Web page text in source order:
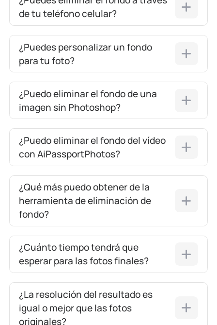
de tu teléfono celular?
¿Puedes personalizar un fondo
para tu foto?
¿Puedo eliminar el fondo de una
imagen sin Photoshop?
¿Puedo eliminar el fondo del vídeo
con AiPassportPhotos?
¿Qué más puedo obtener de la
herramienta de eliminación de
fondo?
¿Cuánto tiempo tendrá que
esperar para las fotos finales?
¿La resolución del resultado es
igual o mejor que las fotos
originales?